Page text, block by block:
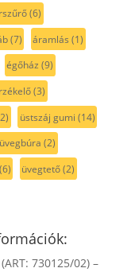
(6)
(7) áramlás (1)
égőház (9)
(3)
üstszáj gumi (14)
üvegbúra (2)
üvegtető(2)
730125/02) –